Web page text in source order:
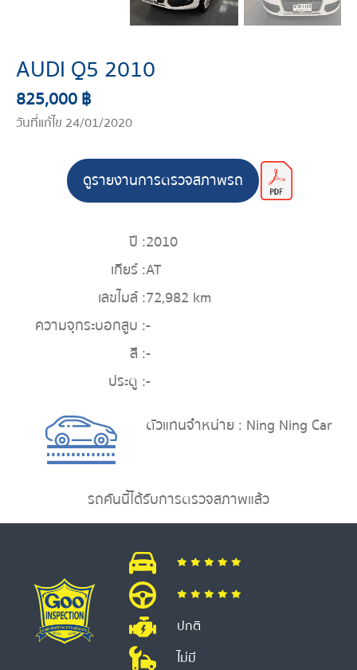
AUDI Q5 2010
825,000 ฿
วันที่แก้ไข 24/01/2020
ดูรายงานการตรวจสภาพรถ
ปี :2010
เกียร์ :AT
เลขไมล์ :72,982 km
ความจุกระบอกสูบ :-
สี :-
ประตู :-
ตัวแทนจำหน่าย : Ning Ning Car
รถคันนี้ได้รับการตรวจสภาพแล้ว
ปกติ
ไม่มี